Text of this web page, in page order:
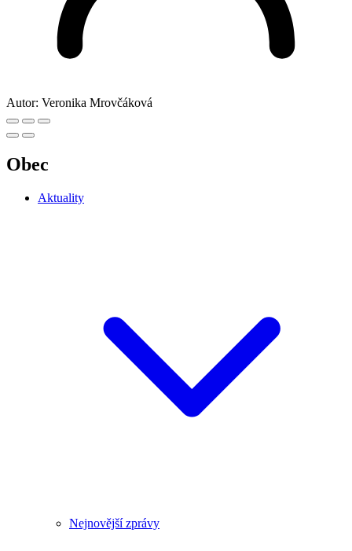
Autor: Veronika Mrovčáková
Obec
Aktuality
Nejnovější zprávy